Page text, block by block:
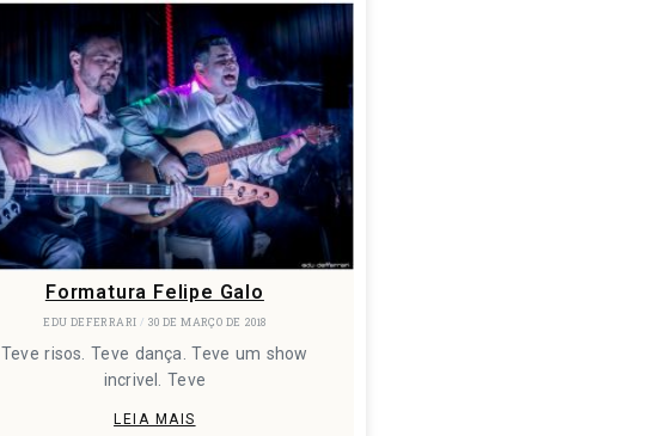
Formatura Felipe Galo
EDU DEFERRARI 30 DE MARÇO DE 2018
Teve risos. Teve dança. Teve um show
incrivel. Teve
LEIA MAIS